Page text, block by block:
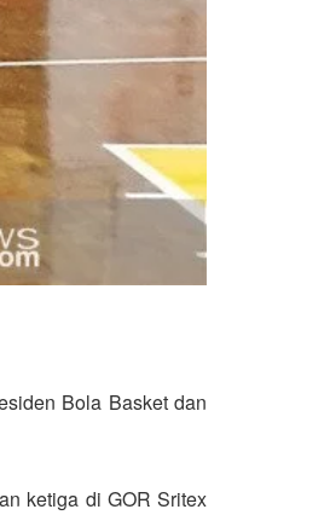
Bola Basket dan
ketiga di GOR Sritex